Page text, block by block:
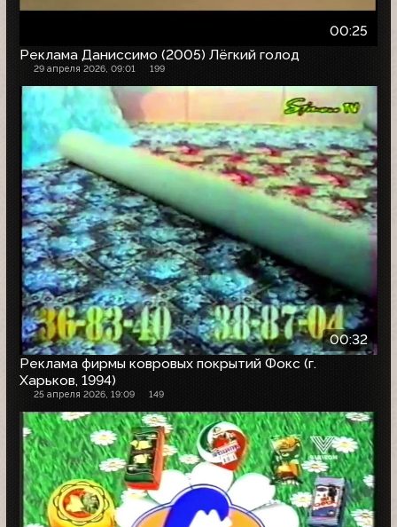
00:25
Реклама Даниссимо (2005) Лёгкий голод
29 апреля 2026, 09:01 199
00:32
Реклама фирмы ковровых покрытий Фокс (г.
Харьков, 1994)
25 апреля 2026, 19:09 149